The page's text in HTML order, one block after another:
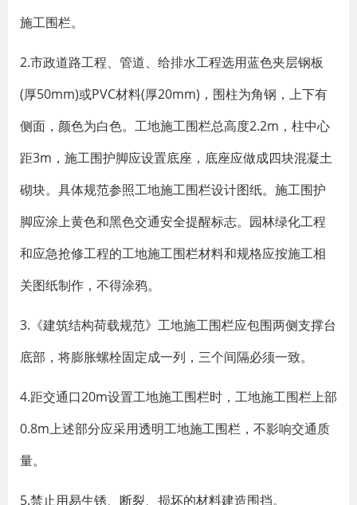
施工围栏。
2.市政道路工程、管道、给排水工程选用蓝色夹层钢板
(厚50mm)或PVC材料(厚20mm)，围柱为角钢，上下有
侧面，颜色为白色。工地施工围栏总高度2.2m，柱中心
距3m，施工围护脚应设置底座，底座应做成四块混凝土
砌块。具体规范参照工地施工围栏设计图纸。施工围护
脚应涂上黄色和黑色交通安全提醒标志。园林绿化工程
和应急抢修工程的工地施工围栏材料和规格应按施工相
关图纸制作，不得涂鸦。
3.《建筑结构荷载规范》工地施工围栏应包围两侧支撑台
底部，将膨胀螺栓固定成一列，三个间隔必须一致。
4.距交通口20m设置工地施工围栏时，工地施工围栏上部
0.8m上述部分应采用透明工地施工围栏，不影响交通质
量。
5.禁止用易生锈、断裂、损坏的材料建造围挡。